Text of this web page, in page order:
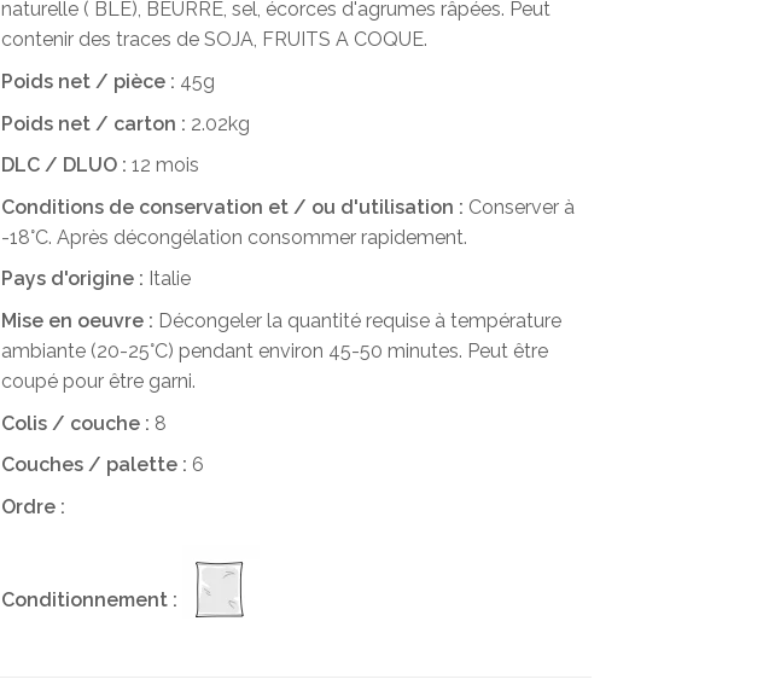
naturelle ( BLÉ), BEURRE, sel, écorces d'agrumes râpées. Peut
contenir des traces de SOJA, FRUITS A COQUE.
Poids net / pièce : 45g
Poids net / carton : 2.02kg
DLC / DLUO : 12 mois
Conditions de conservation et / ou d'utilisation : Conserver à
-18°C. Après décongélation consommer rapidement.
Pays d'origine : Italie
Mise en oeuvre : Décongeler la quantité requise à température
ambiante (20-25°C) pendant environ 45-50 minutes. Peut être
coupé pour être garni.
Colis / couche : 8
Couches / palette : 6
Ordre :
Conditionnement :